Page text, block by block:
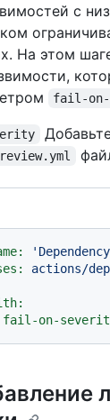
с
На этом
fail-
actions/
fail-on-